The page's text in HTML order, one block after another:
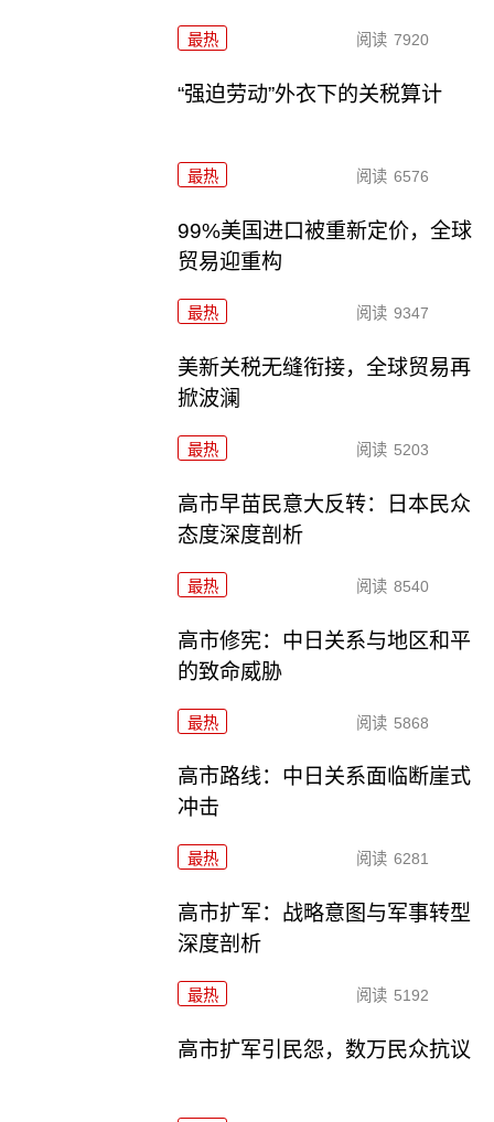
最热 阅读 7920
“强迫劳动”外衣下的关税算计
最热 阅读 6576
99%美国进口被重新定价，全球
贸易迎重构
最热 阅读 9347
美新关税无缝衔接，全球贸易再
掀波澜
最热 阅读 5203
高市早苗民意大反转：日本民众
态度深度剖析
最热 阅读 8540
高市修宪：中日关系与地区和平
的致命威胁
最热 阅读 5868
高市路线：中日关系面临断崖式
冲击
最热 阅读 6281
高市扩军：战略意图与军事转型
深度剖析
最热 阅读 5192
高市扩军引民怨，数万民众抗议